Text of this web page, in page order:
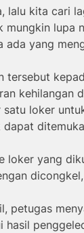
lalu kita cari
mungkin lupa
yang
tersebut
kehilangan
loker
loker yang
petugas